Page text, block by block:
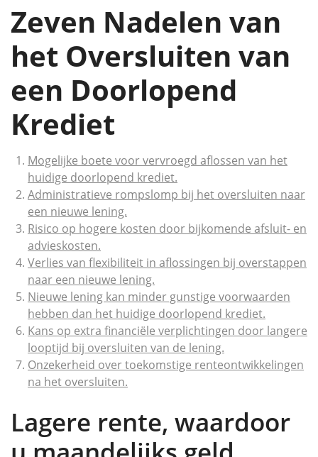
Zeven Nadelen van
het Oversluiten van
een Doorlopend
Krediet
Mogelijke boete voor vervroegd aflossen van het
huidige doorlopend krediet.
Administratieve rompslomp bij het oversluiten naar
een nieuwe lening.
Risico op hogere kosten door bijkomende afsluit- en
advieskosten.
Verlies van flexibiliteit in aflossingen bij overstappen
naar een nieuwe lening.
Nieuwe lening kan minder gunstige voorwaarden
hebben dan het huidige doorlopend krediet.
Kans op extra financiële verplichtingen door langere
looptijd bij oversluiten van de lening.
Onzekerheid over toekomstige renteontwikkelingen
na het oversluiten.
Lagere rente, waardoor